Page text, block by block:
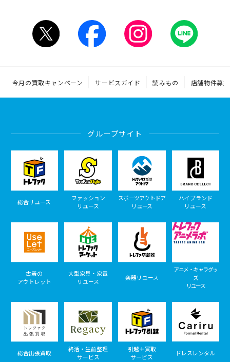
今月の買取キャンペーン サービスガイド 読みもの 店舗物件募集
グループサイト
総合リユース
ファッション
リユース
スポーツアウトドア
リユース
ハイブランド
リユース
古着の
アウトレット
大型家具・家電
リユース
楽器リユース
アニメ・キャラグッ
ズ
リユース
総合出張買取
終活・生前整理
サービス
引越＋買取
サービス
ドレスレンタル